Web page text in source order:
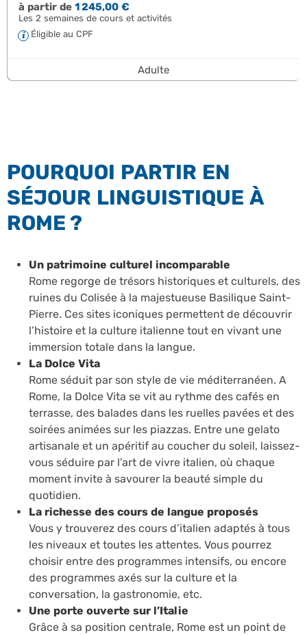
à partir de1 245,00 €
Les 2 semaines de cours et activités
Éligible au CPF
Adulte
POURQUOI PARTIR EN
SÉJOUR LINGUISTIQUE À
ROME ?
Un patrimoine culturel incomparable
Rome regorge de trésors historiques et culturels, des
ruines du Colisée à la majestueuse Basilique Saint-
Pierre. Ces sites iconiques permettent de découvrir
l’histoire et la culture italienne tout en vivant une
immersion totale dans la langue.
La Dolce Vita
Rome séduit par son style de vie méditerranéen. A
Rome, la Dolce Vita se vit au rythme des cafés en
terrasse, des balades dans les ruelles pavées et des
soirées animées sur les piazzas. Entre une gelato
artisanale et un apéritif au coucher du soleil, laissez-
vous séduire par l’art de vivre italien, où chaque
moment invite à savourer la beauté simple du
quotidien.
La richesse des cours de langue proposés
Vous y trouverez des cours d’italien adaptés à tous
les niveaux et toutes les attentes. Vous pourrez
choisir entre des programmes intensifs, ou encore
des programmes axés sur la culture et la
conversation, la gastronomie, etc.
Une porte ouverte sur l’Italie
Grâce à sa position centrale, Rome est un point de